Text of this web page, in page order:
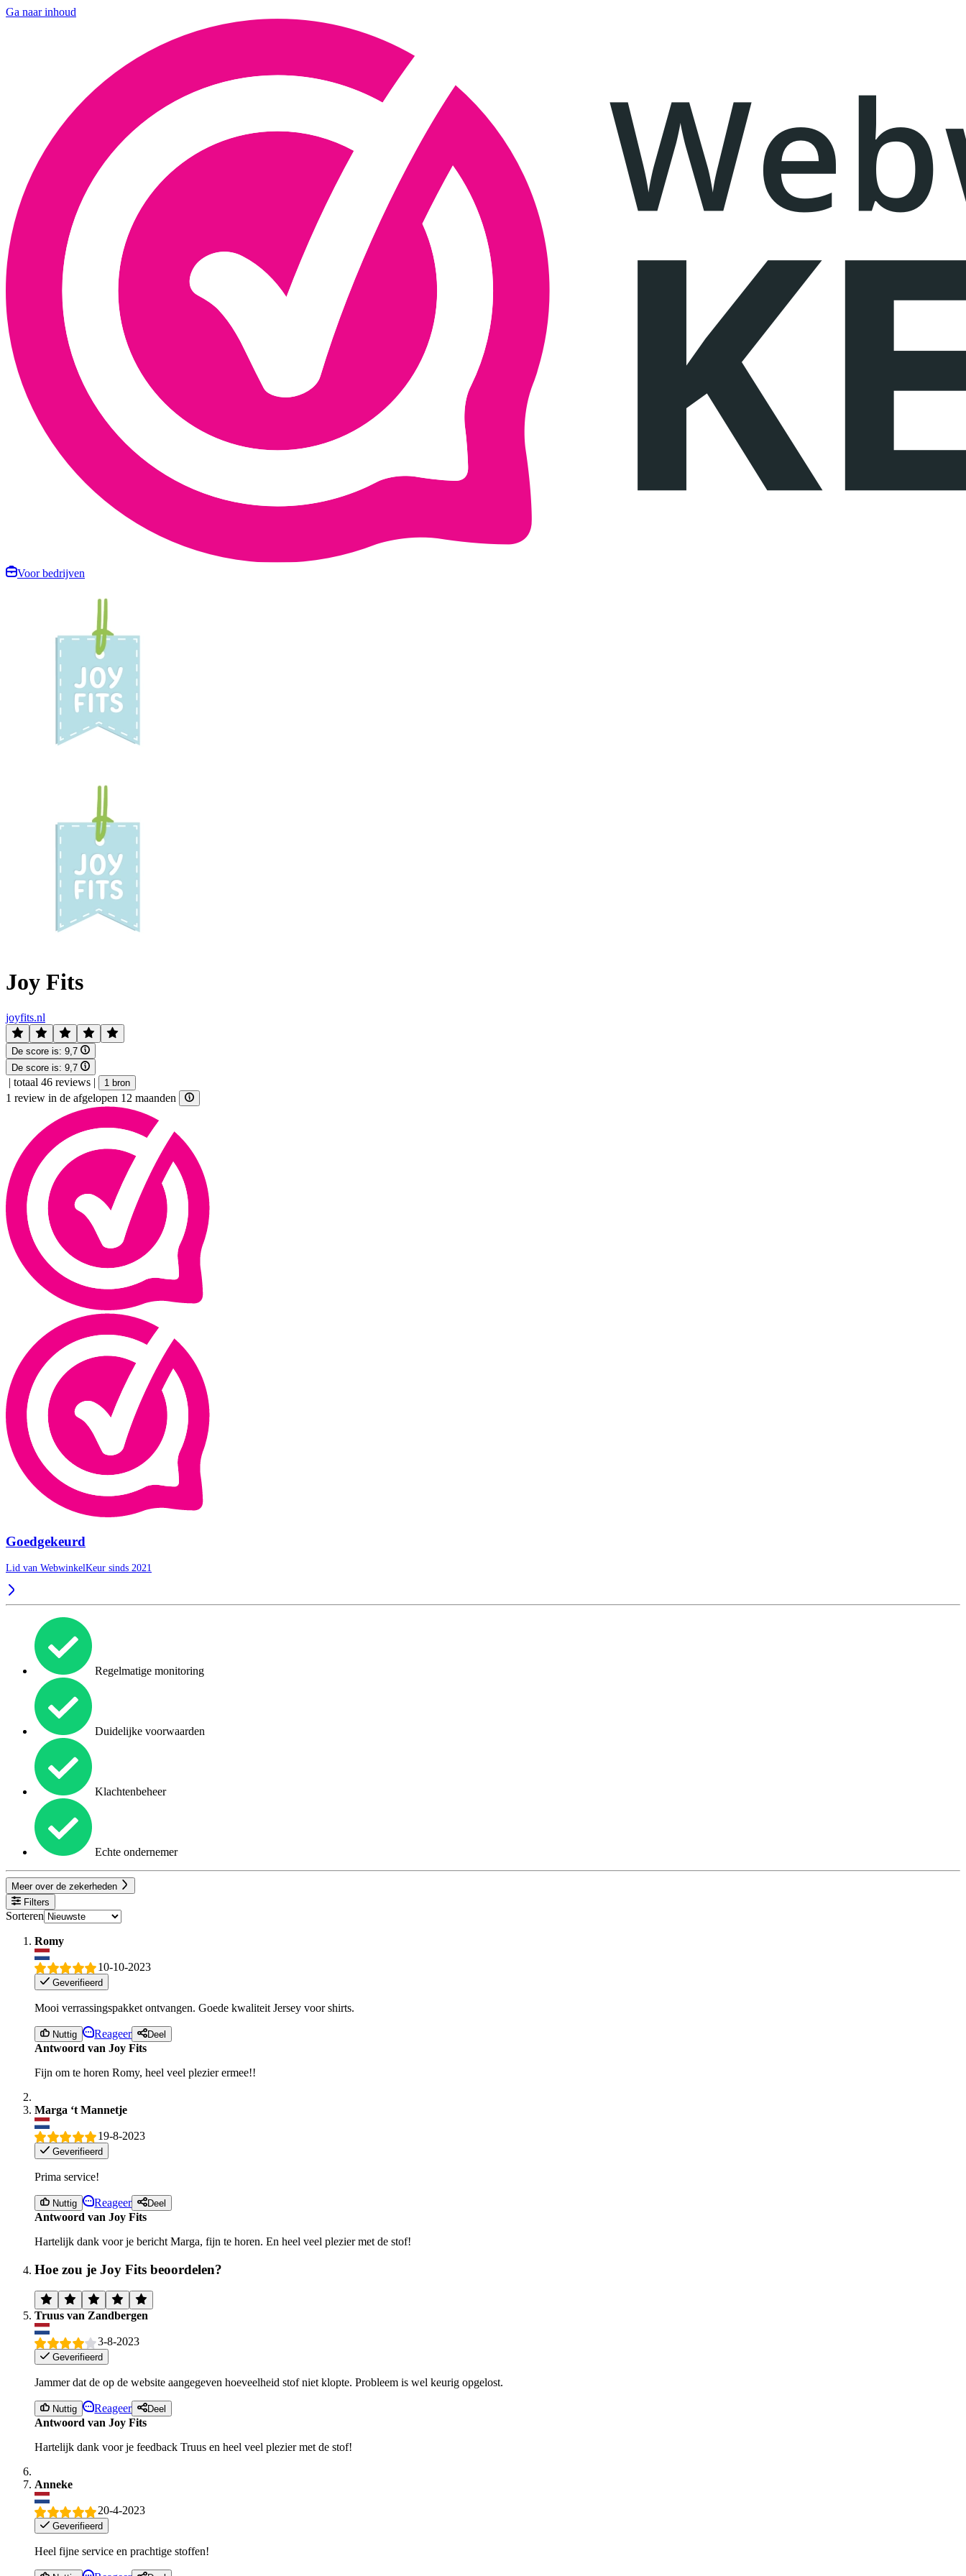
Ga naar inhoud
Voor bedrijven
Joy Fits
joyfits.nl
De score is: 9,7
De score is: 9,7
| totaal 46 reviews | 1 bron
1 review in de afgelopen 12 maanden
Goedgekeurd
Lid van WebwinkelKeur sinds 2021
Regelmatige monitoring
Duidelijke voorwaarden
Klachtenbeheer
Echte ondernemer
Meer over de zekerheden
Filters
Sorteren
Romy
10-10-2023
Geverifieerd
Mooi verrassingspakket ontvangen. Goede kwaliteit Jersey voor shirts.
Nuttig Reageer Deel
Antwoord van Joy Fits
Fijn om te horen Romy, heel veel plezier ermee!!
Marga ‘t Mannetje
19-8-2023
Geverifieerd
Prima service!
Nuttig Reageer Deel
Antwoord van Joy Fits
Hartelijk dank voor je bericht Marga, fijn te horen. En heel veel plezier met de stof!
Hoe zou je Joy Fits beoordelen?
Truus van Zandbergen
3-8-2023
Geverifieerd
Jammer dat de op de website aangegeven hoeveelheid stof niet klopte. Probleem is wel keurig opgelost.
Nuttig Reageer Deel
Antwoord van Joy Fits
Hartelijk dank voor je feedback Truus en heel veel plezier met de stof!
Anneke
20-4-2023
Geverifieerd
Heel fijne service en prachtige stoffen!